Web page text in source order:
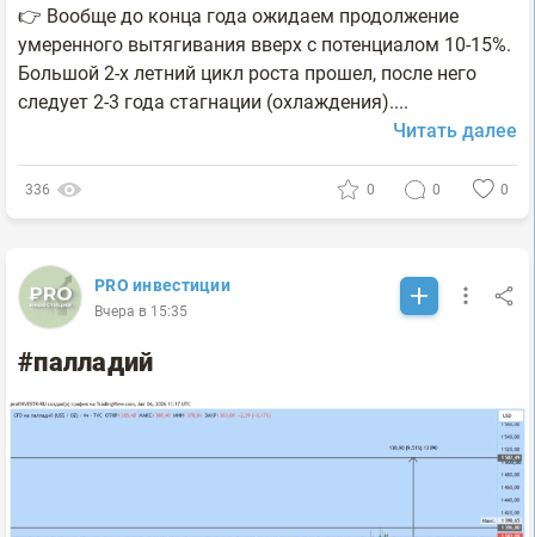
👉 Вообще до конца года ожидаем продолжение
умеренного вытягивания вверх с потенциалом 10-15%.
Большой 2-х летний цикл роста прошел, после него
следует 2-3 года стагнации (охлаждения)....
Читать далее
336 0 0 0
PRO инвестиции
Вчера в 15:35
#палладий